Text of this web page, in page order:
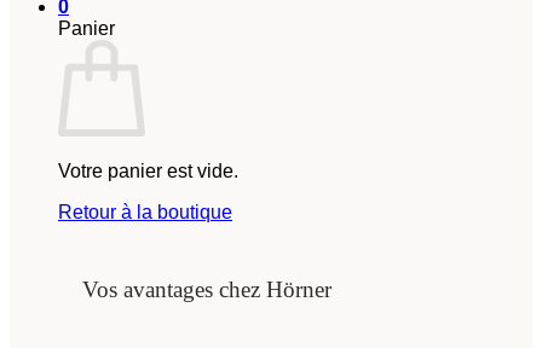
0
Panier
Votre panier est vide.
Retour à la boutique
Vos avantages chez Hörner